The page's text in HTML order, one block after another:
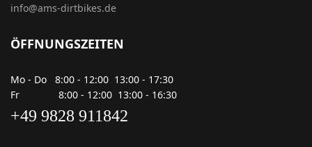
info@ams-dirtbikes.de
ÖFFNUNGSZEITEN
Mo - Do 8:00 - 12:00 13:00 - 17:30
Fr 8:00 - 12:00 13:00 - 16:30
+49 9828 911842